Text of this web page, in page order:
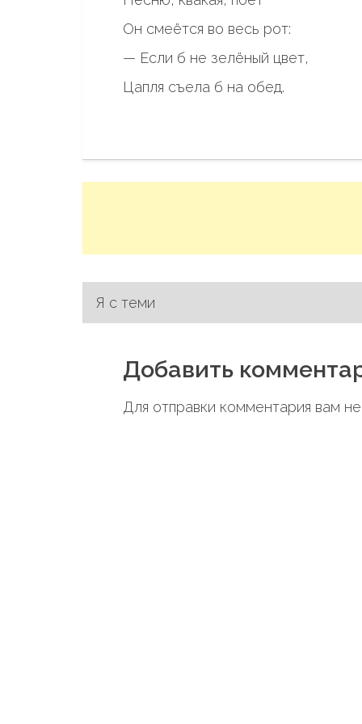
Он смеётся во весь рот:
— Если б не зелёный цвет,
Цапля съела б на обед.
Н
Я с теми
Добавить
Для отправки комментария вам